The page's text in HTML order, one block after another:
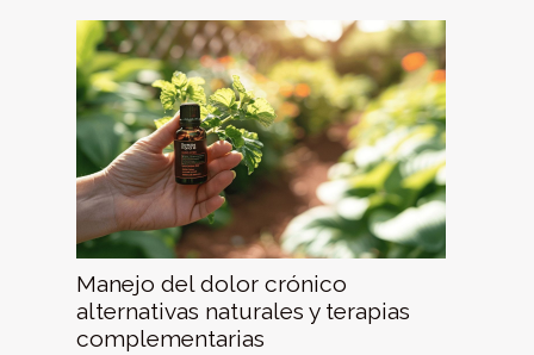
Manejo del dolor crónico
alternativas naturales y terapias
complementarias